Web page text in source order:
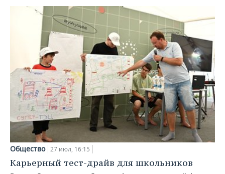
Общество 27 июл, 16:15
Карьерный тест-драйв для школьников